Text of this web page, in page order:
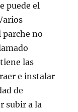
puede el
parche no
las
e instalar
de
subir a la